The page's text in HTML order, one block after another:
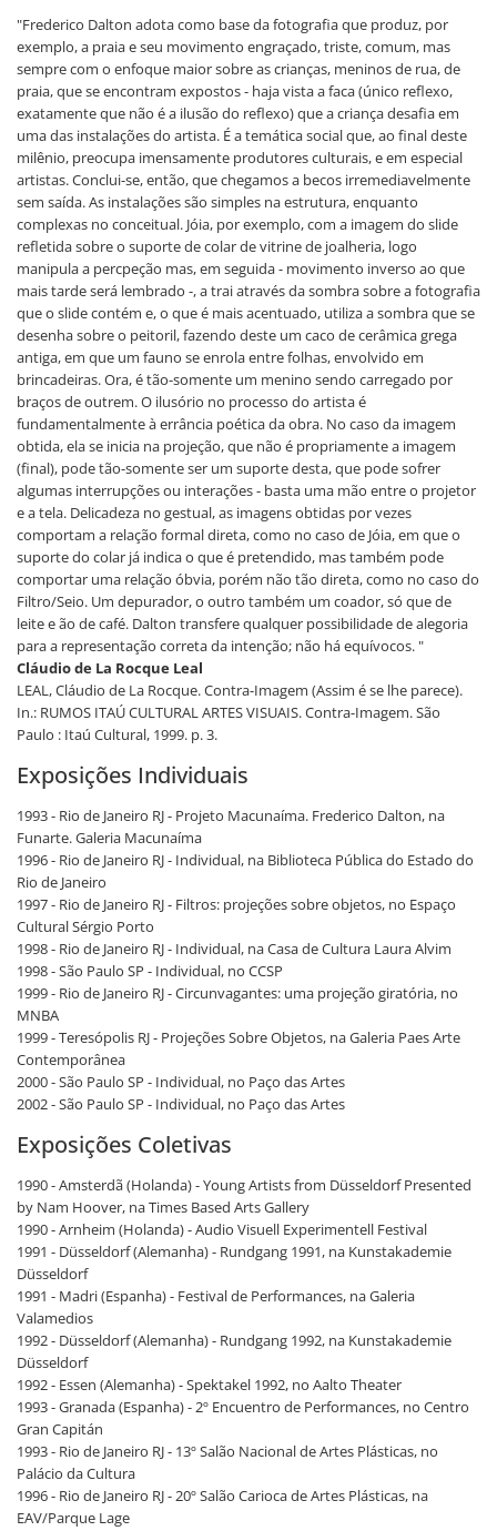
"Frederico Dalton adota como base da fotografia que produz, por
exemplo, a praia e seu movimento engraçado, triste, comum, mas
sempre com o enfoque maior sobre as crianças, meninos de rua, de
praia, que se encontram expostos - haja vista a faca (único reflexo,
exatamente que não é a ilusão do reflexo) que a criança desafia em
uma das instalações do artista. É a temática social que, ao final deste
milênio, preocupa imensamente produtores culturais, e em especial
artistas. Conclui-se, então, que chegamos a becos irremediavelmente
sem saída. As instalações são simples na estrutura, enquanto
complexas no conceitual. Jóia, por exemplo, com a imagem do slide
refletida sobre o suporte de colar de vitrine de joalheria, logo
manipula a percpeção mas, em seguida - movimento inverso ao que
mais tarde será lembrado -, a trai através da sombra sobre a fotografia
que o slide contém e, o que é mais acentuado, utiliza a sombra que se
desenha sobre o peitoril, fazendo deste um caco de cerâmica grega
antiga, em que um fauno se enrola entre folhas, envolvido em
brincadeiras. Ora, é tão-somente um menino sendo carregado por
braços de outrem. O ilusório no processo do artista é
fundamentalmente à errância poética da obra. No caso da imagem
obtida, ela se inicia na projeção, que não é propriamente a imagem
(final), pode tão-somente ser um suporte desta, que pode sofrer
algumas interrupções ou interações - basta uma mão entre o projetor
e a tela. Delicadeza no gestual, as imagens obtidas por vezes
comportam a relação formal direta, como no caso de Jóia, em que o
suporte do colar já indica o que é pretendido, mas também pode
comportar uma relação óbvia, porém não tão direta, como no caso do
Filtro/Seio. Um depurador, o outro também um coador, só que de
leite e ão de café. Dalton transfere qualquer possibilidade de alegoria
para a representação correta da intenção; não há equívocos. "
Cláudio de La Rocque Leal
LEAL, Cláudio de La Rocque. Contra-Imagem (Assim é se lhe parece).
In.: RUMOS ITAÚ CULTURAL ARTES VISUAIS. Contra-Imagem. São
Paulo : Itaú Cultural, 1999. p. 3.
Exposições Individuais
1993 - Rio de Janeiro RJ - Projeto Macunaíma. Frederico Dalton, na
Funarte. Galeria Macunaíma
1996 - Rio de Janeiro RJ - Individual, na Biblioteca Pública do Estado do
Rio de Janeiro
1997 - Rio de Janeiro RJ - Filtros: projeções sobre objetos, no Espaço
Cultural Sérgio Porto
1998 - Rio de Janeiro RJ - Individual, na Casa de Cultura Laura Alvim
1998 - São Paulo SP - Individual, no CCSP
1999 - Rio de Janeiro RJ - Circunvagantes: uma projeção giratória, no
MNBA
1999 - Teresópolis RJ - Projeções Sobre Objetos, na Galeria Paes Arte
Contemporânea
2000 - São Paulo SP - Individual, no Paço das Artes
2002 - São Paulo SP - Individual, no Paço das Artes
Exposições Coletivas
1990 - Amsterdã (Holanda) - Young Artists from Düsseldorf Presented
by Nam Hoover, na Times Based Arts Gallery
1990 - Arnheim (Holanda) - Audio Visuell Experimentell Festival
1991 - Düsseldorf (Alemanha) - Rundgang 1991, na Kunstakademie
Düsseldorf
1991 - Madri (Espanha) - Festival de Performances, na Galeria
Valamedios
1992 - Düsseldorf (Alemanha) - Rundgang 1992, na Kunstakademie
Düsseldorf
1992 - Essen (Alemanha) - Spektakel 1992, no Aalto Theater
1993 - Granada (Espanha) - 2º Encuentro de Performances, no Centro
Gran Capitán
1993 - Rio de Janeiro RJ - 13º Salão Nacional de Artes Plásticas, no
Palácio da Cultura
1996 - Rio de Janeiro RJ - 20º Salão Carioca de Artes Plásticas, na
EAV/Parque Lage